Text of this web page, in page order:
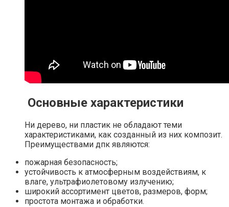
Основные характеристики
Ни дерево, ни пластик не обладают теми
характеристиками, как созданный из них композит.
Преимуществами дпк являются:
пожарная безопасность;
устойчивость к атмосферным воздействиям, к
влаге, ультрафиолетовому излучению;
широкий ассортимент цветов, размеров, форм;
простота монтажа и обработки.